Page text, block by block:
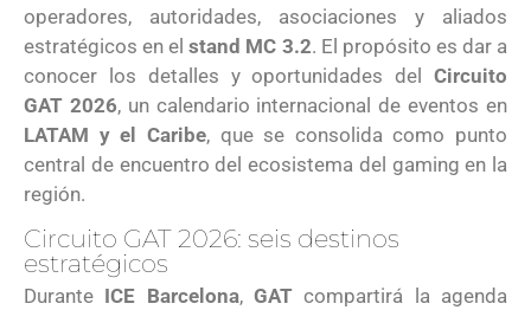
operadores, autoridades, asociaciones y aliados
estratégicos en elstand MC 3.2. El propósito es dar a
conocer los detalles y oportunidades del Circuito
GAT 2026, un calendario internacional de eventos en
LATAM y el Caribe, que se consolida como punto
central de encuentro del ecosistema del gaming en la
región.
Circuito GAT 2026: seis destinos
estratégicos
Durante ICE Barcelona,GATcompartirá la agenda